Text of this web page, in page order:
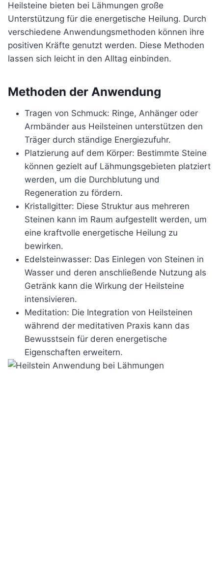
Heilsteine bieten bei Lähmungen große
Unterstützung für die energetische Heilung. Durch
verschiedene Anwendungsmethoden können ihre
positiven Kräfte genutzt werden. Diese Methoden
lassen sich leicht in den Alltag einbinden.
Methoden der Anwendung
Tragen von Schmuck: Ringe, Anhänger oder
Armbänder aus Heilsteinen unterstützen den
Träger durch ständige Energiezufuhr.
Platzierung auf dem Körper: Bestimmte Steine
können gezielt auf Lähmungsgebieten platziert
werden, um die Durchblutung und
Regeneration zu fördern.
Kristallgitter: Diese Struktur aus mehreren
Steinen kann im Raum aufgestellt werden, um
eine kraftvolle energetische Heilung zu
bewirken.
Edelsteinwasser: Das Einlegen von Steinen in
Wasser und deren anschließende Nutzung als
Getränk kann die Wirkung der Heilsteine
intensivieren.
Meditation: Die Integration von Heilsteinen
während der meditativen Praxis kann das
Bewusstsein für deren energetische
Eigenschaften erweitern.